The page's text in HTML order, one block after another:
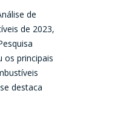
de
de 2023,
os principais
destaca